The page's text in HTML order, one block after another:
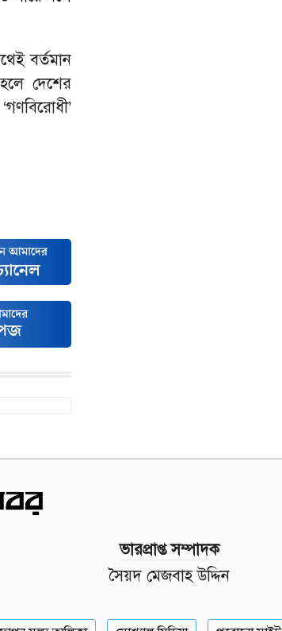
বর্তমান
দেশের
ভারপ্রাপ্ত সম্পাদক
সৈয়দ মেজবাহ উদ্দিন